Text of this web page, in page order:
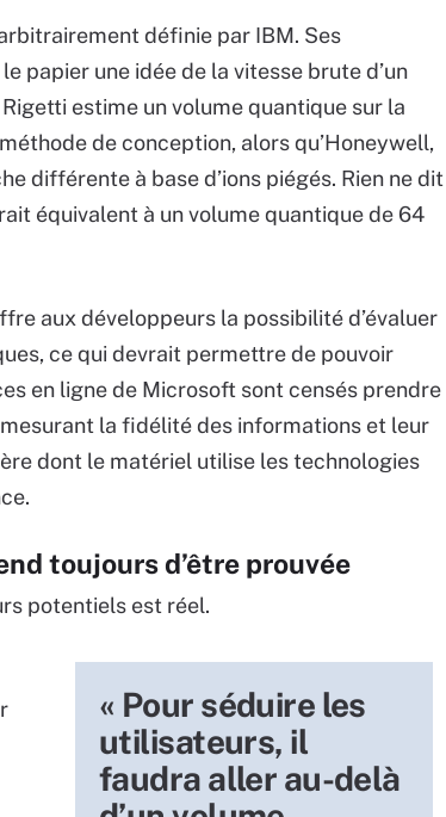
définie par IBM. Ses
papier une idée de la vitesse brute d’un
estime un volume quantique sur la
de conception, alors qu’Honeywell,
différente à base d’ions piégés. Rien ne dit
équivalent à un volume quantique de 64
aux développeurs la possibilité d’évaluer
ce qui devrait permettre de pouvoir
en ligne de Microsoft sont censés prendre
la fidélité des informations et leur
dont le matériel utilise les technologies
toujours d’être prouvée
potentiels est réel.
« Pour séduire les
utilisateurs, il
faudra aller au-delà